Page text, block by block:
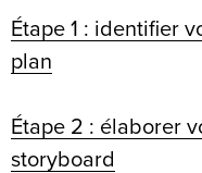
Étape 1 : identifier
plan
Étape 2 : élaborer
storyboard